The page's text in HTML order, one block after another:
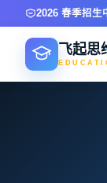
2026 春季招生
飞起